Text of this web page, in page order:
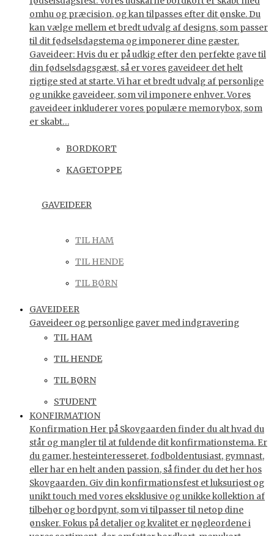
omhu og præcision, og kan tilpasses efter dit ønske. Du
kan vælge mellem et bredt udvalg af designs, som passer
til dit fødselsdagstema og imponerer dine gæster.
Gaveideer: Hvis du er på udkig efter den perfekte gave til
din fødselsdagsgæst, så er vores gaveideer det helt
rigtige sted at starte. Vi har et bredt udvalg af personlige
og unikke gaveideer, som vil imponere enhver. Vores
gaveideer inkluderer vores populære memorybox, som
er skabt…
BORDKORT
KAGETOPPE
GAVEIDEER
TIL HAM
TIL HENDE
TIL BØRN
GAVEIDEER
Gaveideer og personlige gaver med indgravering
TIL HAM
TIL HENDE
TIL BØRN
STUDENT
KONFIRMATION
Konfirmation Her på Skovgaarden finder du alt hvad du
står og mangler til at fuldende dit konfirmationstema. Er
du gamer, hesteinteresseret, fodboldentusiast, gymnast,
eller har en helt anden passion, så finder du det her hos
Skovgaarden. Giv din konfirmationsfest et luksuriøst og
unikt touch med vores eksklusive og unikke kollektion af
tilbehør og bordpynt, som vi tilpasser til netop dine
ønsker. Fokus på detaljer og kvalitet er nøgleordene i